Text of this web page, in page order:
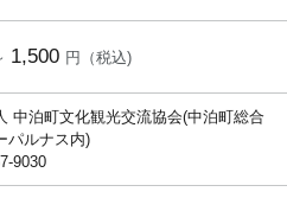
1,500 円（税込)
中泊町文化観光交流協会(中泊町総合
パルナス内)
9030